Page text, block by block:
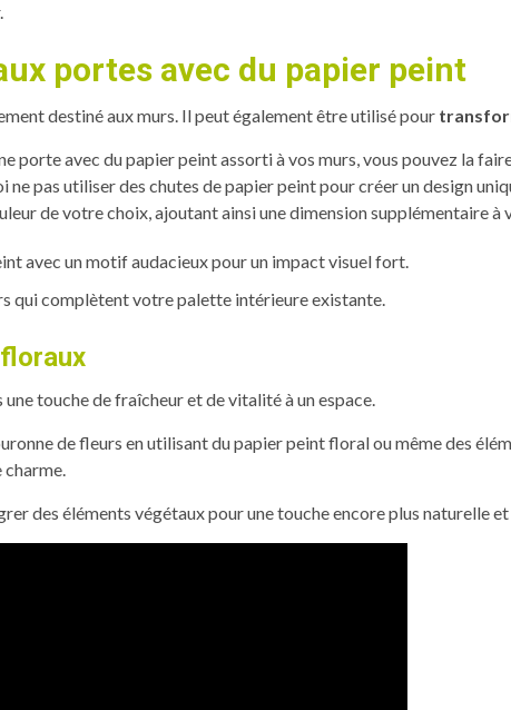
portes avec du papier peint
destiné aux murs. Il peut également être utilisé pour
porte avec du papier peint assorti à vos murs, vous pouvez la
pas utiliser des chutes de papier peint pour créer un design
de votre choix, ajoutant ainsi une dimension supplémentaire à
avec un motif audacieux pour un impact visuel fort.
qui complètent votre palette intérieure existante.
touche de fraîcheur et de vitalité à un espace.
de fleurs en utilisant du papier peint floral ou même des
charme.
des éléments végétaux pour une touche encore plus naturelle et